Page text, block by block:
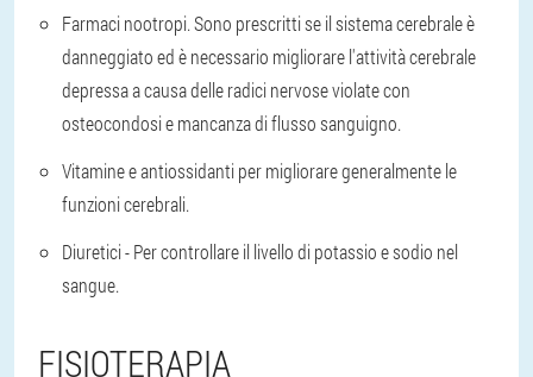
Farmaci nootropi. Sono prescritti se il sistema cerebrale è
danneggiato ed è necessario migliorare l'attività cerebrale
depressa a causa delle radici nervose violate con
osteocondosi e mancanza di flusso sanguigno.
Vitamine e antiossidanti per migliorare generalmente le
funzioni cerebrali.
Diuretici - Per controllare il livello di potassio e sodio nel
sangue.
FISIOTERAPIA